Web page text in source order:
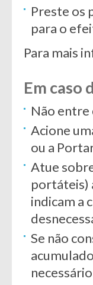
Preste os
para o
Para mais
Em caso
Não entre
Acione
ou a
Atue
portáteis)
indicam a
Se não